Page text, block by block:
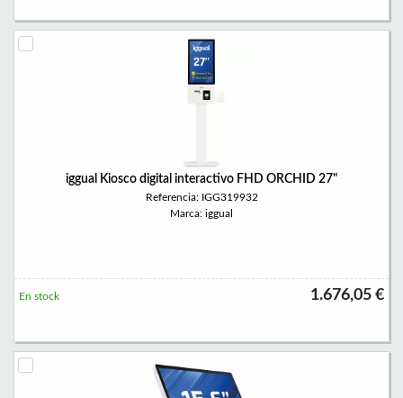
iggual Kiosco digital interactivo FHD ORCHID 27"
Referencia: IGG319932
Marca: iggual
1.676,05 €
En stock